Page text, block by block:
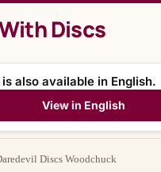
Discs
also available in English.
View in English
Discs Woodchuck